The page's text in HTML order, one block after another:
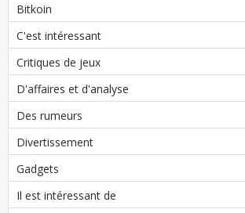
Bitkoin
C'est intéressant
Critiques de jeux
D'affaires et d'analyse
Des rumeurs
Divertissement
Gadgets
Il est intéressant de